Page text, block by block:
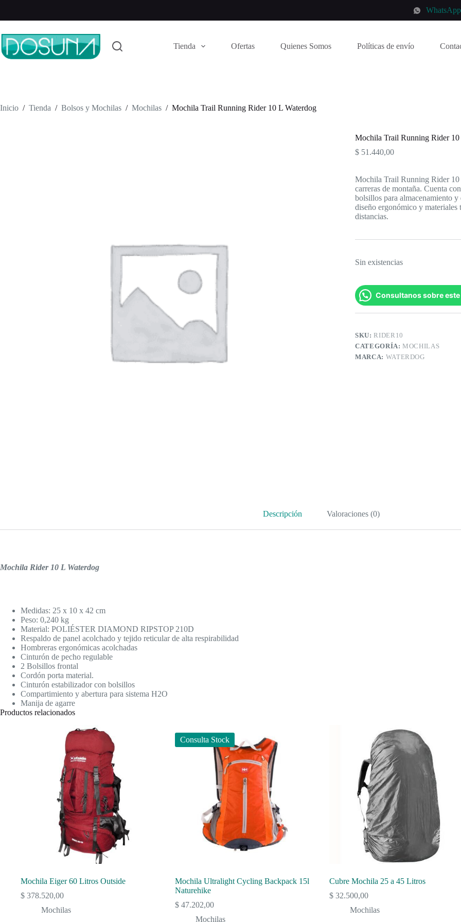
contenido
WhatsApp
Tienda Ofertas Quienes Somos Políticas de envío
Inicio / Tienda / Bolsos y Mochilas / Mochilas / Mochila Trail Running Rider 10 L Waterdog
Mochila Trail Running Rider 10
$ 51.440,00
Mochila Trail Running Rider 10
carreras de montaña. Cuenta
bolsillos para almacenamiento y
diseño ergonómico y materiales
distancias.
Sin existencias
Consultanos sobre
SKU:RIDER10
CATEGORÍA:MOCHILAS
MARCA: WATERDOG
Descripción Valoraciones (0)
Mochila Rider 10 L Waterdog
Medidas: 25 x 10 x 42 cm
Peso: 0,240 kg
Material: POLIÉSTER DIAMOND RIPSTOP 210D
Respaldo de panel acolchado y tejido reticular de alta respirabilidad
Hombreras ergonómicas acolchadas
Cinturón de pecho regulable
2 Bolsillos frontal
Cordón porta material.
Cinturón estabilizador con bolsillos
Compartimiento y abertura para sistema H2O
Manija de agarre
Productos relacionados
Mochila Eiger 60 Litros Outside
$ 378.520,00
Mochilas
Consulta Stock
Mochila Ultralight Cycling Backpack 15l
Naturehike
$47.202,00
Mochilas
Cubre Mochila 25 a 45 Litros
$32.500,00
Mochilas